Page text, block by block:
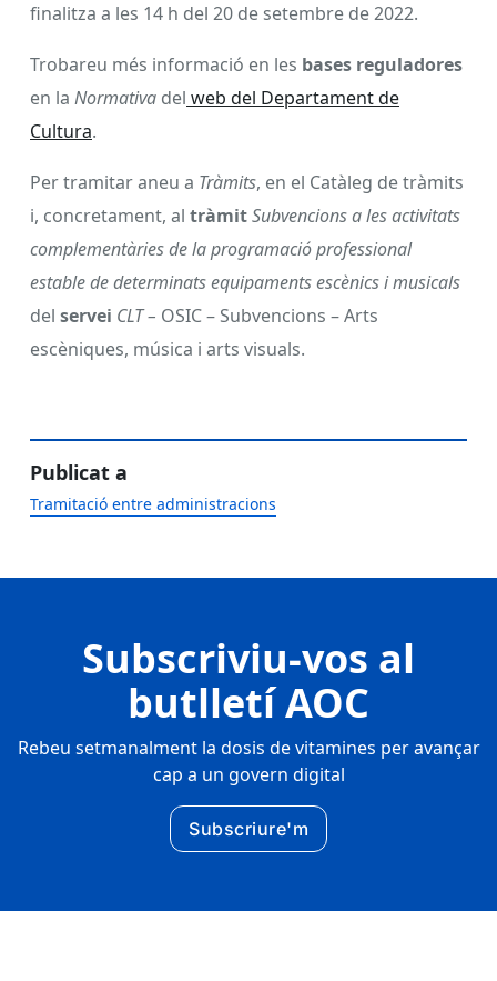
finalitza a les 14 h del 20 de setembre de 2022.
Trobareu més informació en les bases reguladores
en la Normativa del web del Departament de
Cultura.
Per tramitar aneu a Tràmits, en el Catàleg de tràmits
i, concretament, al tràmitSubvencions a les activitats
complementàries de la programació professional
estable de determinats equipaments escènics i musicals
del servei CLT – OSIC – Subvencions – Arts
escèniques, música i arts visuals.
Publicat a
Tramitació entre administracions
Subscriviu-vos al
butlletí AOC
Rebeu setmanalment la dosis de vitamines per avançar
cap a un govern digital
Subscriure'm